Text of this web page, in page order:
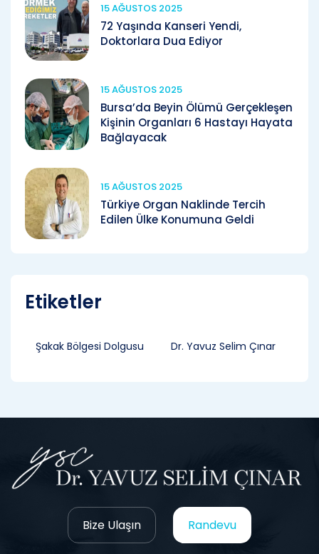
15 AĞUSTOS 2025
72 Yaşında Kanseri Yendi,
Doktorlara Dua Ediyor
15 AĞUSTOS 2025
Bursa’da Beyin Ölümü Gerçekleşen
Kişinin Organları 6 Hastayı Hayata
Bağlayacak
15 AĞUSTOS 2025
Türkiye Organ Naklinde Tercih
Edilen Ülke Konumuna Geldi
Etiketler
Şakak Bölgesi Dolgusu Dr. Yavuz Selim Çınar
Bize Ulaşın Randevu